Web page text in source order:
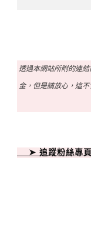
透過本網站所附的連
金，但是請放心，這
➤ 追蹤粉絲專